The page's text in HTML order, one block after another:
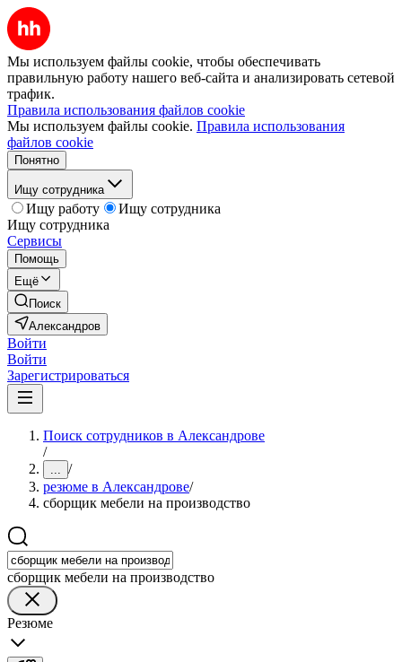
Мы используем файлы cookie, чтобы обеспечивать
правильную работу нашего веб-сайта и анализировать сетевой
трафик.
Правила использования файлов cookie
Мы используем файлы cookie. Правила использования
файлов cookie
Понятно
Ищу сотрудника
Ищу работу
Ищу сотрудника
Ищу сотрудника
Сервисы
Помощь
Ещё
Поиск
Александров
Войти
Войти
Зарегистрироваться
Поиск сотрудников в Александрове
/
... /
резюме в Александрове/
сборщик мебели на производство
сборщик мебели на производство
Резюме